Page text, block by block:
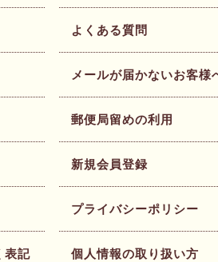
表記
よくある質問
メールが届かないお客様
郵便局留めの利用
新規会員登録
プライバシーポリシー
個人情報の取り扱い方